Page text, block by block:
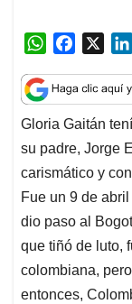
W
a
t
s
A
p
p
c
e
b
o
o
k
Gloria Gaitán
su padre, Jorge
carismático y
Fue un 9 de
dio paso al
que tiñó de luto,
colombiana,
entonces,